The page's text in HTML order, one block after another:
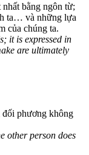
bằng ngôn từ;
ta… và những lựa
của chúng ta.
it is expressed in
are ultimately
đối phương không
other person does